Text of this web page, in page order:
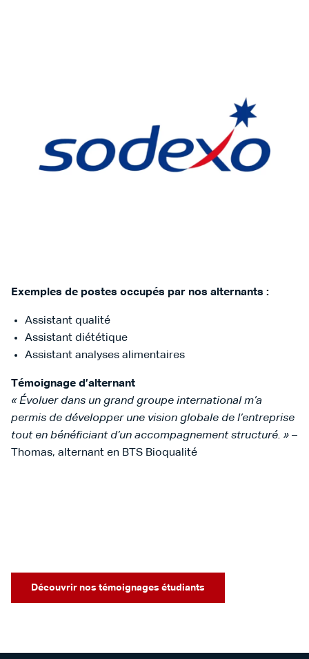
Exemples de postes occupés par nos alternants :
Assistant qualité
Assistant diététique
Assistant analyses alimentaires
Témoignage d’alternant
« Évoluer dans un grand groupe international m’a
permis de développer une vision globale de l’entreprise
tout en bénéficiant d’un accompagnement structuré. » –
Thomas, alternant en BTS Bioqualité
Découvrir nos témoignages étudiants